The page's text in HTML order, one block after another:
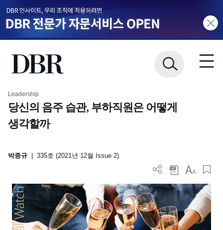
Leadership
당신의 음주 습관, 부하직원은 어떻게
생각할까
박종규 335호 (2021년 12월 Issue 2)